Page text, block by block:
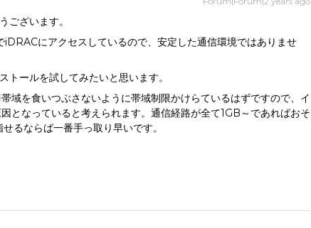
ございます。
にアクセスしているので、安定した通信環境ではありませ
ールを試してみたいと思います。
域を食いつぶさないように帯域制限かけらているはずですので、イ
となっていると考えられます。通信経路が全て1GB～であればおそ
るならば一番手っ取り早いです。